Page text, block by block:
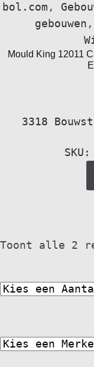
bol.com ,
gebouwen ,
Mould King 12011
3318
Toont alle 2